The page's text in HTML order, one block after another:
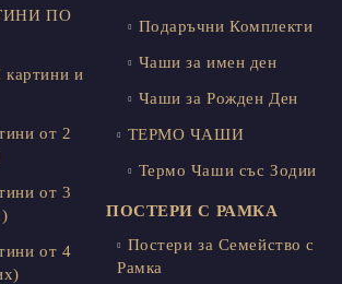
ПО
и
от 2
от 3
от 4
Подаръчни Комплекти
Чаши за имен ден
Чаши за Рожден Ден
ТЕРМО ЧАШИ
Термо Чаши със Зодии
ПОСТЕРИ С РАМКА
Постери за Семейство с
Рамка